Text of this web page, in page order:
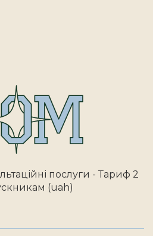
послуги - Тариф 2
(uah)